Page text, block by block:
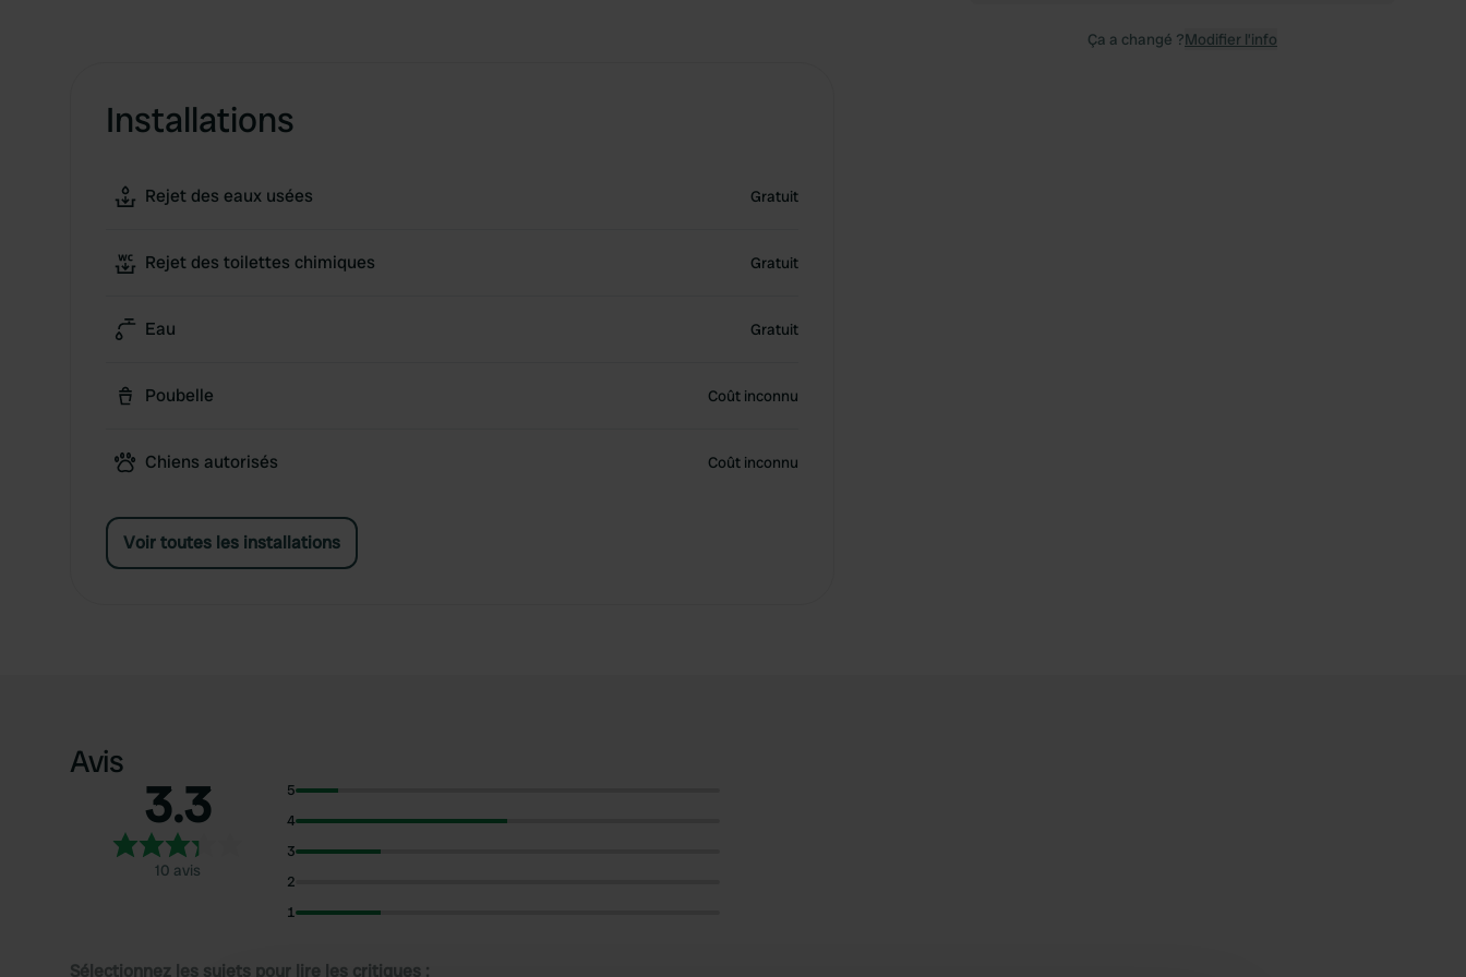
Installations
Rejet des eaux usées Gratuit
Rejet des toilettes chimiques Gratuit
Eau Gratuit
Poubelle Coût inconnu
Chiens autorisés Coût inconnu
Voir toutes les installations
Ça a changé ?Modifier l’info
Avis
3.3
10 avis
5
4
3
2
1
Sélectionnez les sujets pour lire les critiques :